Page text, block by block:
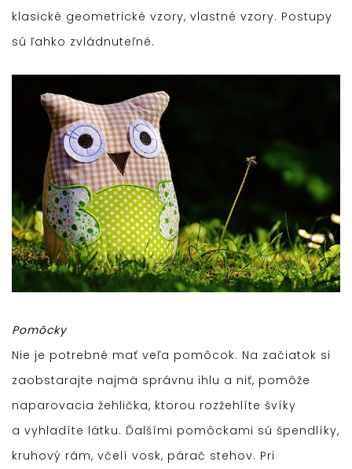
klasické geometrické vzory, vlastné vzory. Postupy
sú ľahko zvládnuteľné.
Pomôcky
Nie je potrebné mať veľa pomôcok. Na začiatok si
zaobstarajte najmä správnu ihlu a niť, pomôže
naparovacia žehlička, ktorou rozžehlíte švíky
a vyhladíte látku. Ďalšími pomôckami sú špendlíky,
kruhový rám, včelí vosk, párač stehov. Pri